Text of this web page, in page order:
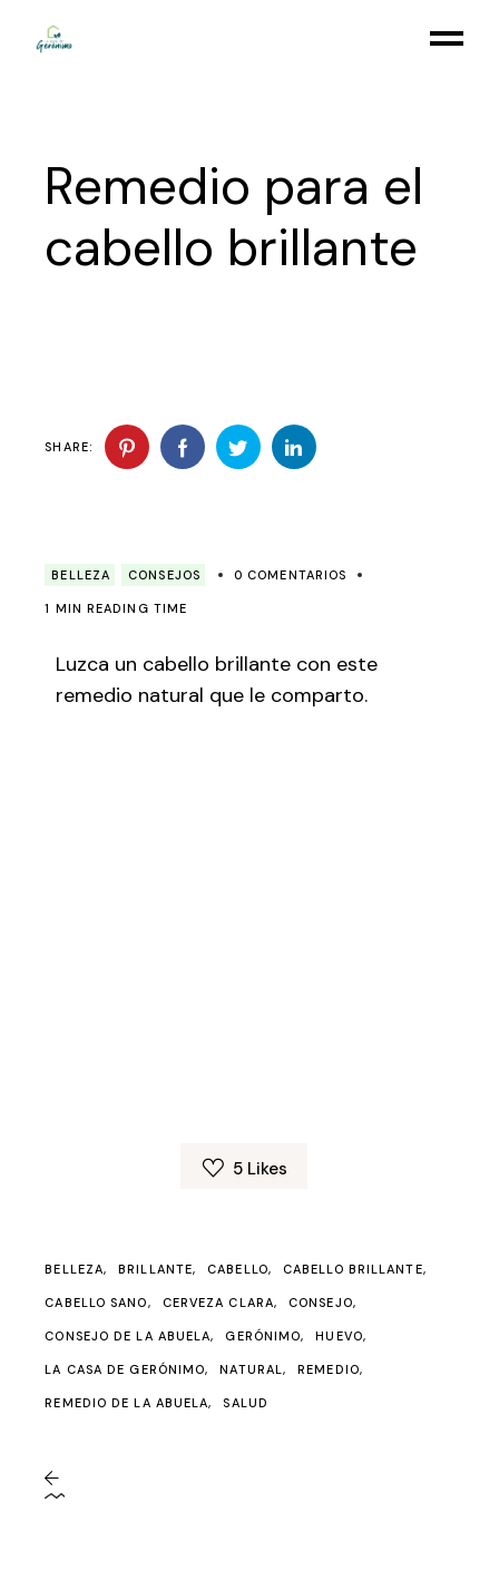
Remedio para el
cabello brillante
SHARE:
BELLEZA CONSEJOS 0 COMENTARIOS
1 MIN READING TIME
Luzca un cabello brillante con este
remedio natural que le comparto.
5Likes
BELLEZA BRILLANTE CABELLO CABELLO BRILLANTE
CABELLO SANO CERVEZA CLARA CONSEJO
CONSEJO DE LA ABUELA GERÓNIMO HUEVO
LA CASA DE GERÓNIMO NATURAL REMEDIO
REMEDIO DE LA ABUELA SALUD